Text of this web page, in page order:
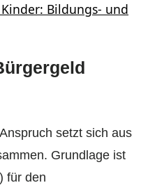
Bildungs- und
setzt sich aus
Grundlage ist
für den